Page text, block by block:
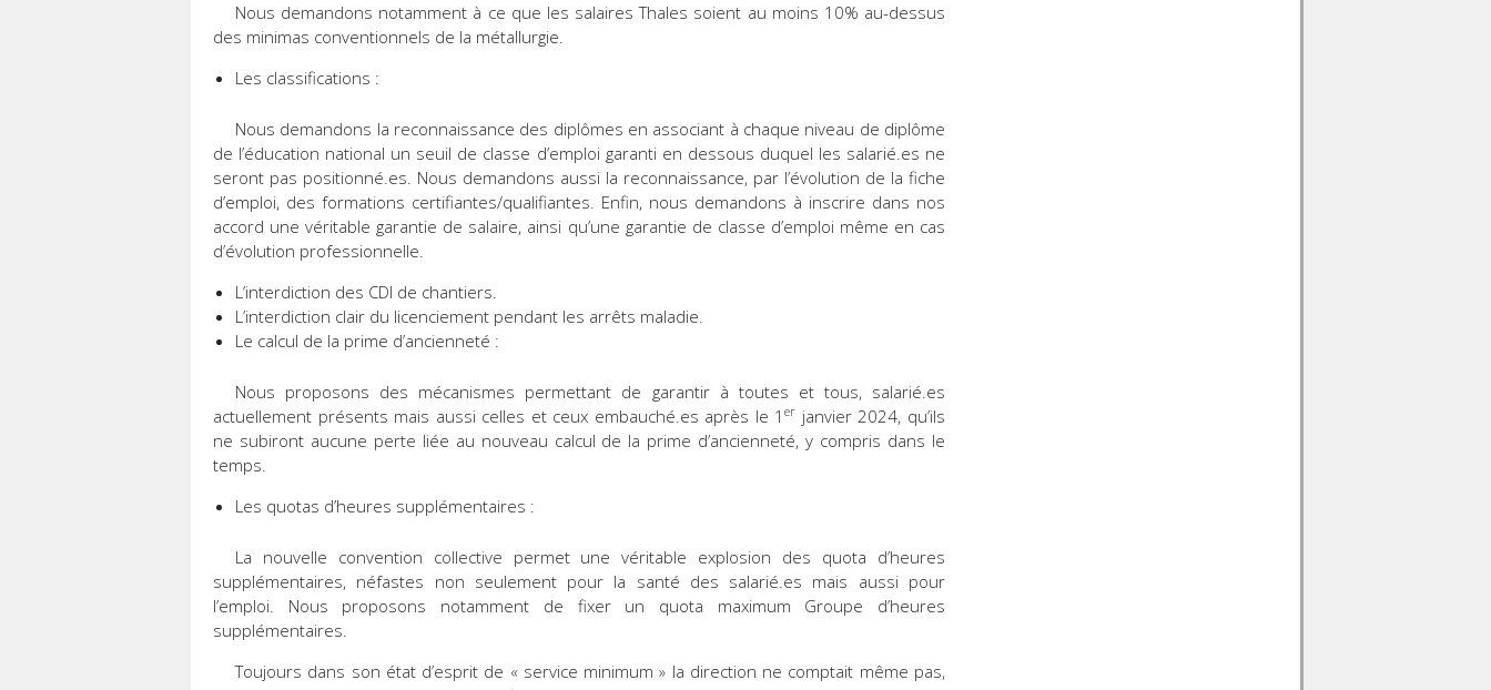
Nous demandons notamment à ce que les salaires Thales soient au moins 10% au-dessus
des minimas conventionnels de la métallurgie.
Les classifications :
Nous demandons la reconnaissance des diplômes en associant à chaque niveau de diplôme
de l’éducation national un seuil de classe d’emploi garanti en dessous duquel les salarié.es ne
seront pas positionné.es. Nous demandons aussi la reconnaissance, par l’évolution de la fiche
d’emploi, des formations certifiantes/qualifiantes. Enfin, nous demandons à inscrire dans nos
accord une véritable garantie de salaire, ainsi qu’une garantie de classe d’emploi même en cas
d’évolution professionnelle.
L’interdiction des CDI de chantiers.
L’interdiction clair du licenciement pendant les arrêts maladie.
Le calcul de la prime d’ancienneté :
Nous proposons des mécanismes permettant de garantir à toutes et tous, salarié.es
actuellement présents mais aussi celles et ceux embauché.es après le 1er janvier 2024, qu’ils
ne subiront aucune perte liée au nouveau calcul de la prime d’ancienneté, y compris dans le
temps.
Les quotas d’heures supplémentaires :
La nouvelle convention collective permet une véritable explosion des quota d’heures
supplémentaires, néfastes non seulement pour la santé des salarié.es mais aussi pour
l’emploi. Nous proposons notamment de fixer un quota maximum Groupe d’heures
supplémentaires.
Toujours dans son état d’esprit de « service minimum » la direction ne comptait même pas,